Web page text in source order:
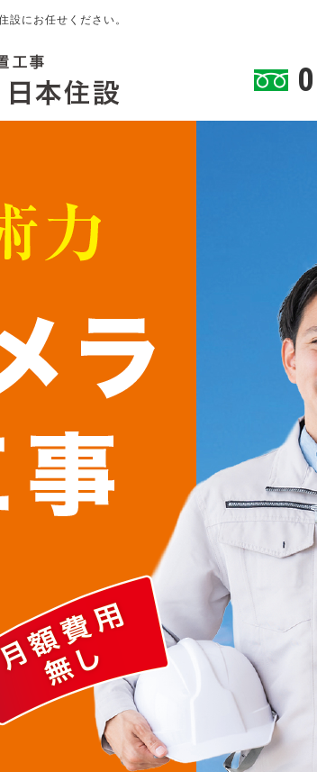
設にお任せください。